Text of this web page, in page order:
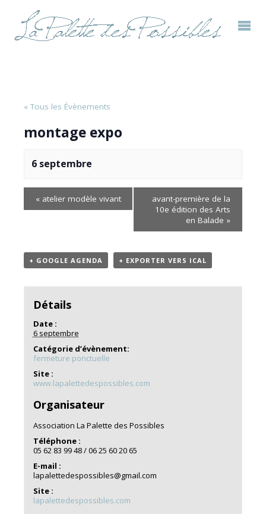
« Tous les Évènements
montage expo
6 septembre
« atelier modèle vivant
avant-première de la
10e édition des Arts
en Balade »
+ GOOGLE AGENDA + EXPORTER VERS ICAL
Détails
Date :
6 septembre
Catégorie d’évènement:
fermeture ponctuelle
Site :
www.lapalettedespossibles.com
Organisateur
Association La Palette des Possibles
Téléphone :
05 62 83 99 48 / 06 25 60 20 65
E-mail :
lapalettedespossibles@gmail.com
Site :
lapalettedespossibles.com